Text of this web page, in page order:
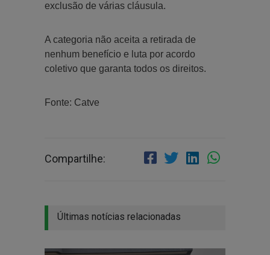
exclusão de várias cláusula.
A categoria não aceita a retirada de
nenhum benefício e luta por acordo
coletivo que garanta todos os direitos.
Fonte: Catve
Compartilhe:
Últimas notícias relacionadas